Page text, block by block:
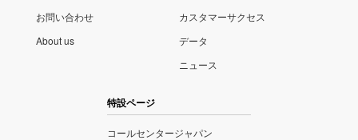
お問い合わせ
About us
カスタマーサクセス
データ
ニュース
特設ページ
コールセンタージャパン